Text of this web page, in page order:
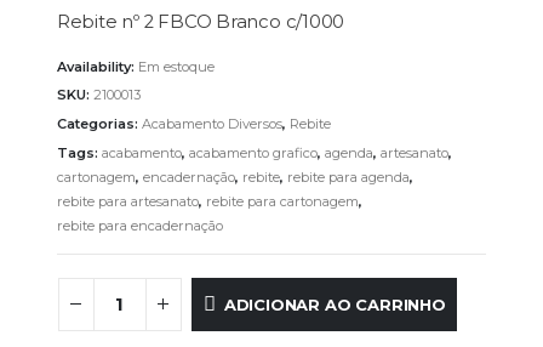
Rebite nº 2 FBCO Branco c/1000
Availability: Em estoque
SKU: 2100013
Categorias: Acabamento Diversos, Rebite
Tags: acabamento, acabamento grafico, agenda, artesanato,
cartonagem, encadernação, rebite, rebite para agenda,
rebite para artesanato, rebite para cartonagem,
rebite para encadernação
ADICIONAR AO CARRINHO